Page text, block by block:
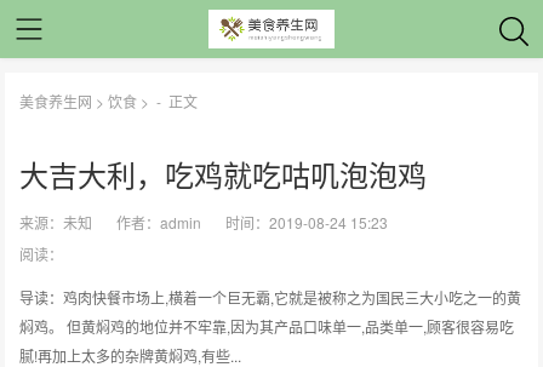
美食养生网 >饮食 > - 正文
大吉大利，吃鸡就吃咕叽泡泡鸡
来源：未知 作者：admin
时间：2019-08-24 15:23
阅读：
导读：鸡肉快餐市场上,横着一个巨无霸,它就是被称之为国民三大小吃之一的黄
焖鸡。 但黄焖鸡的地位并不牢靠,因为其产品口味单一,品类单一,顾客很容易吃
腻!再加上太多的杂牌黄焖鸡,有些...